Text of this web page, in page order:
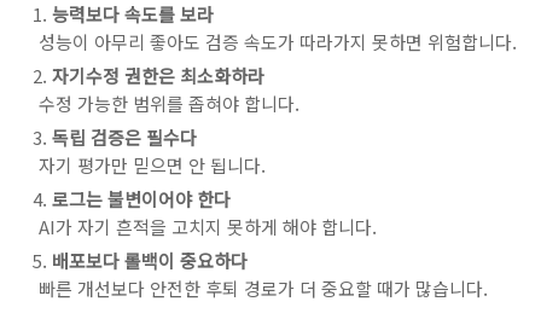
능력보다 속도를 보라
성능이 아무리 좋아도 검증 속도가 따라가지 못하면 위험합니다.
자기수정 권한은 최소화하라
수정 가능한 범위를 좁혀야 합니다.
독립 검증은 필수다
자기 평가만 믿으면 안 됩니다.
로그는 불변이어야 한다
AI가 자기 흔적을 고치지 못하게 해야 합니다.
배포보다 롤백이 중요하다
빠른 개선보다 안전한 후퇴 경로가 더 중요할 때가 많습니다.